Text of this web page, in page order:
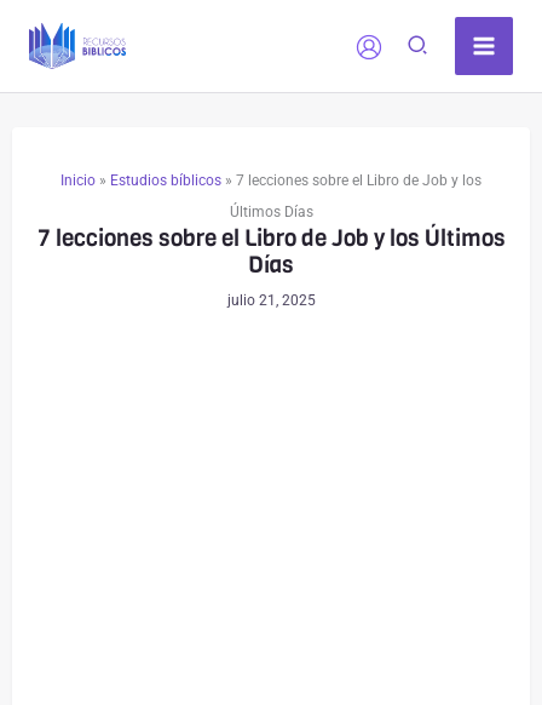
Inicio » Estudios bíblicos » 7 lecciones sobre el Libro de Job y los
Últimos Días
7 lecciones sobre el Libro de Job y los Últimos
Días
julio 21, 2025